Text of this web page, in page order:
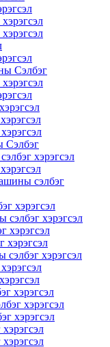
Сэлбэг
хэрэгсэл
сэлбэг
хэрэгсэл
хэрэгсэл
хэрэгсэл
хэрэгсэл
хэрэгсэл
хэрэгсэл
хэрэгсэл